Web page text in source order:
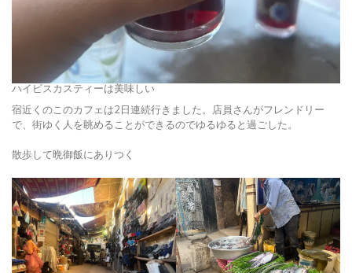
ハイビスカスティーは美味しい
宿近くのこのカフェは2日連続行きました。店員さんがフレンドリー
で、街ゆく人を眺めることができるのでゆるゆると過ごした。
散歩して晩御飯にありつく